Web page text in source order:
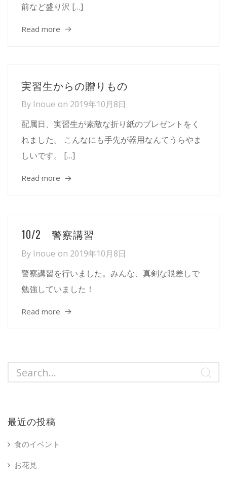
前など盛り沢 […]
Read more
実習生からの贈りもの
By Inoue on 2019年10月8日
配属日、実習生が素敵な折り紙のプレゼントをく
れました。 こんなにも手先が器用なんてうらやま
しいです。 […]
Read more
10/2 警察講習
By Inoue on 2019年10月8日
警察講習を行いました。みんな、真剣な眼差しで
勉強していました！
Read more
最近の投稿
食のイベント
お花見